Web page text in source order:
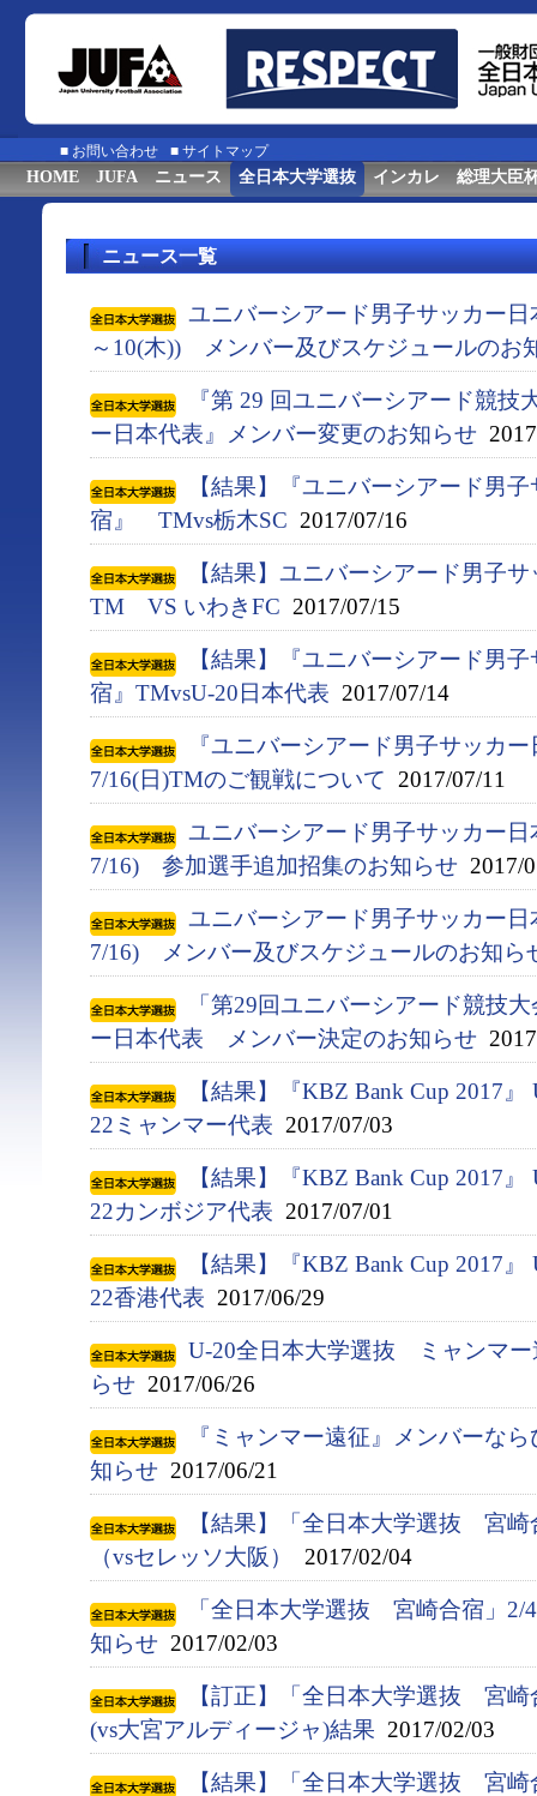
■ お問い合わせ ■ サイトマップ
HOME JUFA ニュース 全日本大学選抜 インカレ 総理大臣
ニュース一覧
ユニバーシアード男子サッカー
～10(木)) メンバー及びスケジュールのお
『第 29 回ユニバーシアード競技
ー日本代表』メンバー変更のお知らせ
【結果】『ユニバーシアード男
宿』 TMvs栃木SC 2017/07/16
【結果】ユニバーシアード男子
TM VS いわきFC 2017/07/15
【結果】『ユニバーシアード男
宿』TMvsU-20日本代表 2017/07/14
『ユニバーシアード男子サッカ
7/16(日)TMのご観戦について 2017/07/11
ユニバーシアード男子サッカー
7/16) 参加選手追加招集のお知らせ 2017/
ユニバーシアード男子サッカー
7/16) メンバー及びスケジュールのお知ら
「第29回ユニバーシアード競技
ー日本代表 メンバー決定のお知らせ
【結果】『KBZ Bank Cup 2017
22ミャンマー代表 2017/07/03
【結果】『KBZ Bank Cup 2017
22カンボジア代表 2017/07/01
【結果】『KBZ Bank Cup 2017
22香港代表 2017/06/29
U-20全日本大学選抜 ミャンマ
らせ 2017/06/26
『ミャンマー遠征』メンバーな
知らせ 2017/06/21
【結果】「全日本大学選抜 宮
（vsセレッソ大阪）
2017/02/04
「全日本大学選抜 宮崎合宿」
知らせ 2017/02/03
【訂正】「全日本大学選抜 宮
(vs大宮アルディージャ)結果 2017/02/03
【結果】「全日本大学選抜 宮